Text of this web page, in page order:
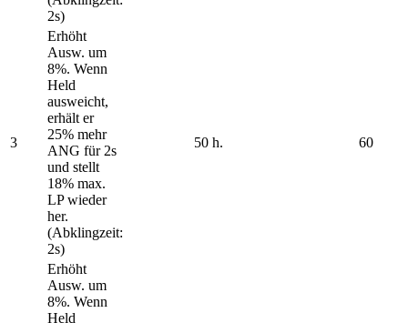
2s)
3
Erhöht
Ausw. um
8%. Wenn
Held
ausweicht,
erhält er
25% mehr
ANG für 2s
und stellt
18% max.
LP wieder
her.
(Abklingzeit:
2s)
50 h. 60
Erhöht
Ausw. um
8%. Wenn
Held